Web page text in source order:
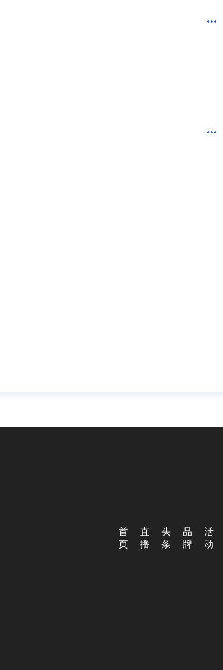
首
页
直
播
头
条
品
牌
活
动